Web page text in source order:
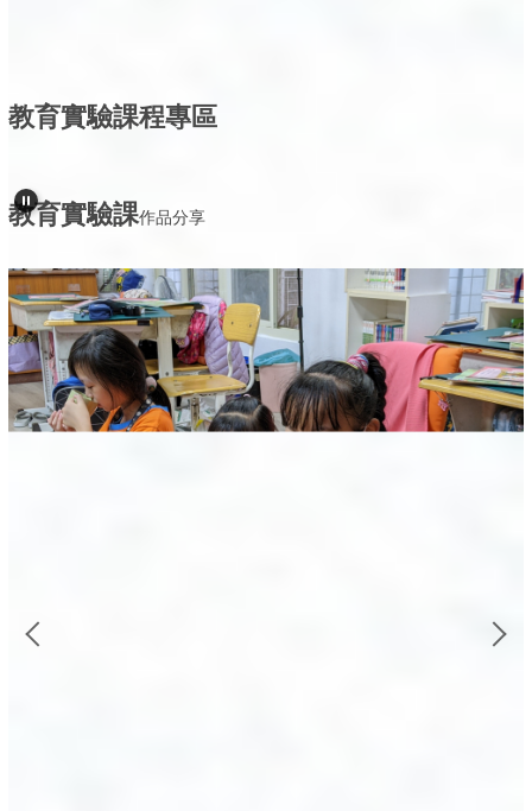
教育實驗課程專區
教育實驗課作品分享